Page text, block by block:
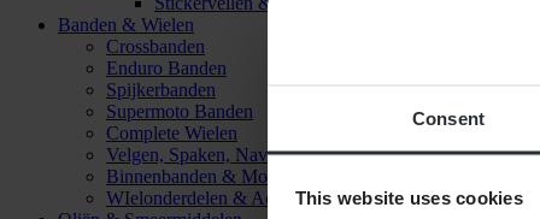
Consent
This website uses cookies
Banden & Wielen
Crossbanden
Enduro Banden
Spijkerbanden
Supermoto Banden
Complete Wielen
Velgen, Spaken, Naven & Lagers
Binnenbanden & Mousses
WIelonderdelen & Accessoires